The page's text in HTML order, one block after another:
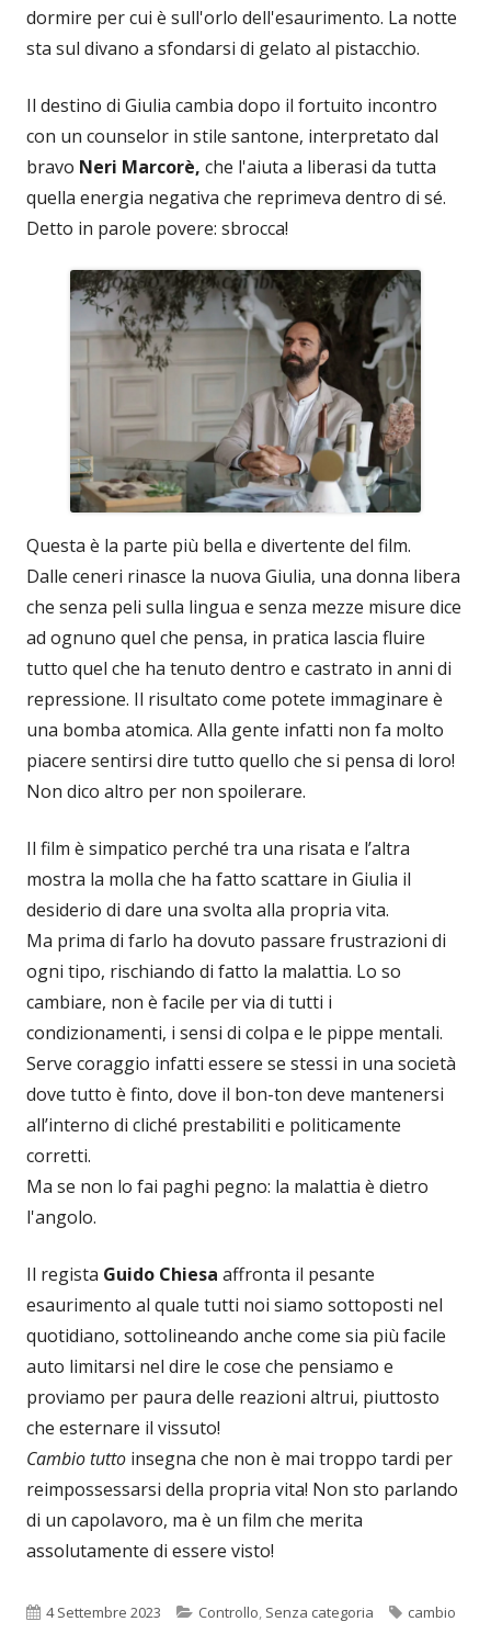
dormire per cui è sull'orlo dell'esaurimento. La notte
sta sul divano a sfondarsi di gelato al pistacchio.
Il destino di Giulia cambia dopo il fortuito incontro
con un counselor in stile santone, interpretato dal
bravo Neri Marcorè, che l'aiuta a liberasi da tutta
quella energia negativa che reprimeva dentro di sé.
Detto in parole povere: sbrocca!
Questa è la parte più bella e divertente del film.
Dalle ceneri rinasce la nuova Giulia, una donna libera
che senza peli sulla lingua e senza mezze misure dice
ad ognuno quel che pensa, in pratica lascia fluire
tutto quel che ha tenuto dentro e castrato in anni di
repressione. Il risultato come potete immaginare è
una bomba atomica. Alla gente infatti non fa molto
piacere sentirsi dire tutto quello che si pensa di loro!
Non dico altro per non spoilerare.
Il film è simpatico perché tra una risata e l’altra
mostra la molla che ha fatto scattare in Giulia il
desiderio di dare una svolta alla propria vita.
Ma prima di farlo ha dovuto passare frustrazioni di
ogni tipo, rischiando di fatto la malattia. Lo so
cambiare, non è facile per via di tutti i
condizionamenti, i sensi di colpa e le pippe mentali.
Serve coraggio infatti essere se stessi in una società
dove tutto è finto, dove il bon-ton deve mantenersi
all’interno di cliché prestabiliti e politicamente
corretti.
Ma se non lo fai paghi pegno: la malattia è dietro
l'angolo.
Il regista Guido Chiesa affronta il pesante
esaurimento al quale tutti noi siamo sottoposti nel
quotidiano, sottolineando anche come sia più facile
auto limitarsi nel dire le cose che pensiamo e
proviamo per paura delle reazioni altrui, piuttosto
che esternare il vissuto!
Cambio tutto insegna che non è mai troppo tardi per
reimpossessarsi della propria vita! Non sto parlando
di un capolavoro, ma è un film che merita
assolutamente di essere visto!
Pubblicato
4 Settembre 2023 Categorie
Controllo, Senza categoria Tag
cambio